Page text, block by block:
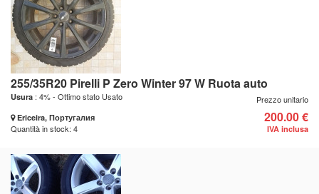
255/35R20 Pirelli P Zero Winter 97 W Ruota auto
Usura : 4% - Ottimo stato Usato
Ericeira, Португалия
Quantità in stock: 4
Prezzo unitario
200.00 €
IVA inclusa